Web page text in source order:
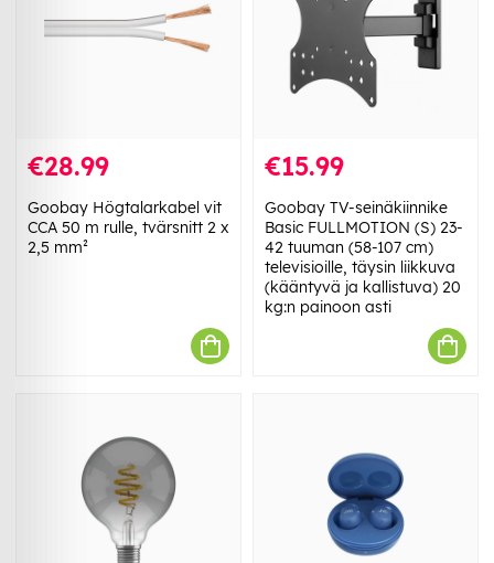
€28.99
Goobay Högtalarkabel vit
CCA 50 m rulle, tvärsnitt 2 x
2,5 mm²
€15.99
Goobay TV-seinäkiinnike
Basic FULLMOTION (S) 23-
42 tuuman (58-107 cm)
televisioille, täysin liikkuva
(kääntyvä ja kallistuva) 20
kg:n painoon asti